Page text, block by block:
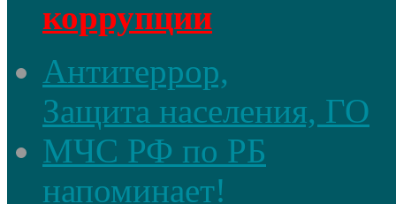
коррупции
Антитеррор,
Защита населения, ГО
МЧС РФ по РБ
напоминает!